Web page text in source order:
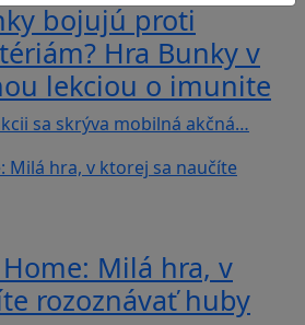
bojujú proti
Hra Bunky v
lekciou o imunite
sa skrýva mobilná akčná…
Milá hra, v
rozoznávať huby